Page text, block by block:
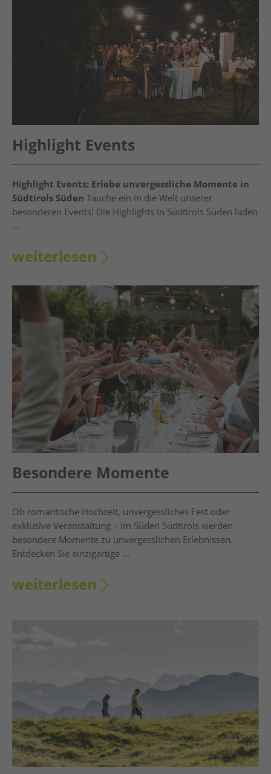
Highlight Events
Highlight Events: Erlebe unvergessliche Momente in
Südtirols Süden Tauche ein in die Welt unserer
besonderen Events! Die Highlights in Südtirols Süden laden
...
weiterlesen
Besondere Momente
Ob romantische Hochzeit, unvergessliches Fest oder
exklusive Veranstaltung – im Süden Südtirols werden
besondere Momente zu unvergesslichen Erlebnissen.
Entdecken Sie einzigartige ...
weiterlesen